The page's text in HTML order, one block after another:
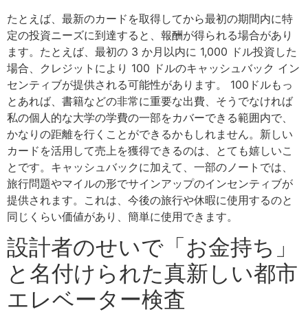
たとえば、最新のカードを取得してから最初の期間内に特
定の投資ニーズに到達すると、報酬が得られる場合があり
ます。たとえば、最初の 3 か月以内に 1,000 ドル投資した
場合、クレジットにより 100 ドルのキャッシュバック イン
センティブが提供される可能性があります。 100ドルもっ
とあれば、書籍などの非常に重要な出費、そうでなければ
私の個人的な大学の学費の一部をカバーできる範囲内で、
かなりの距離を行くことができるかもしれません。新しい
カードを活用して売上を獲得できるのは、とても嬉しいこ
とです。キャッシュバックに加えて、一部のノートでは、
旅行問題やマイルの形でサインアップのインセンティブが
提供されます。これは、今後の旅行や休暇に使用するのと
同じくらい価値があり、簡単に使用できます。
設計者のせいで「お金持ち」
と名付けられた真新しい都市
エレベーター検査